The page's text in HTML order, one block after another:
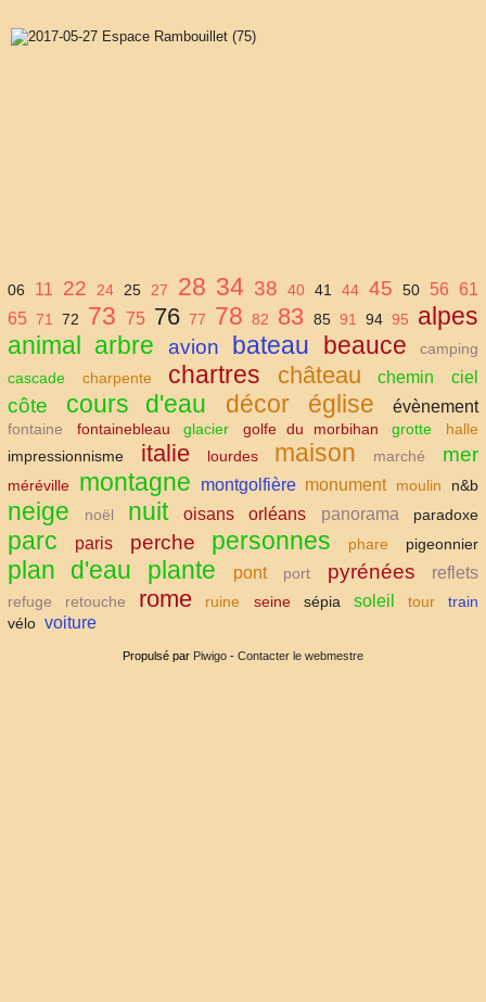
06 11 22 24 25 27 28 34 38 40 41 44 45 50 56 61
65 71 72 73 75 76 77 78 82 83 85 91 94 95
alpes
animal arbre avion bateau beauce
camping
cascade
charpente chartres château chemin ciel
côte cours d'eau décor église évènement
fontaine fontainebleau glacier golfe du morbihan grotte
halle
impressionnisme
italie lourdes maison marché mer
méréville montagne montgolfière monument moulin n&b
neige noël nuit oisans orléans panorama paradoxe
parc paris perche personnes phare pigeonnier
plan d'eau plante pont port pyrénées reflets
refuge retouche rome ruine seine sépia soleil tour
train
vélo voiture
Propulsé par Piwigo - Contacter le webmestre